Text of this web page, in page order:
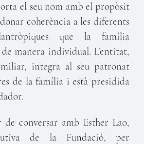
el seu nom amb el propòsit
coherència a les diferents
que la família
de manera individual. L’entitat,
integra al seu patronat
de la família i està presidida
conversar amb Esther Lao,
de la Fundació, per